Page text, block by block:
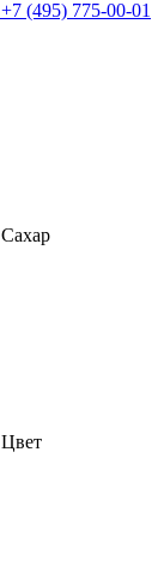
+7 (495) 775-00-01
Сахар
Цвет